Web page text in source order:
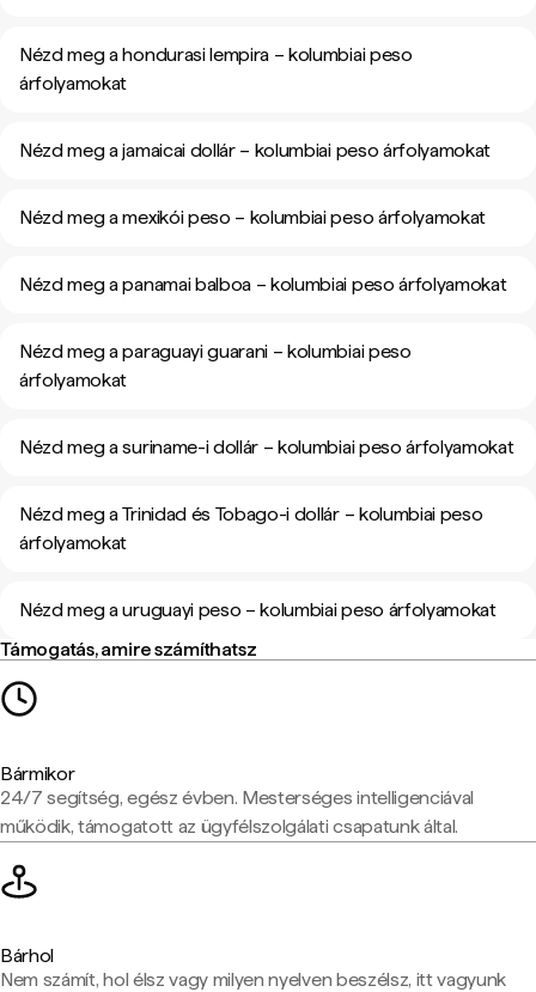
Nézd meg a hondurasi lempira – kolumbiai peso
árfolyamokat
Nézd meg a jamaicai dollár – kolumbiai peso árfolyamokat
Nézd meg a mexikói peso – kolumbiai peso árfolyamokat
Nézd meg a panamai balboa – kolumbiai peso árfolyamokat
Nézd meg a paraguayi guarani – kolumbiai peso
árfolyamokat
Nézd meg a suriname-i dollár – kolumbiai peso árfolyamokat
Nézd meg a Trinidad és Tobago-i dollár – kolumbiai peso
árfolyamokat
Nézd meg a uruguayi peso – kolumbiai peso árfolyamokat
Támogatás, amire számíthatsz
Bármikor
24/7 segítség, egész évben. Mesterséges intelligenciával
működik, támogatott az ügyfélszolgálati csapatunk által.
Bárhol
Nem számít, hol élsz vagy milyen nyelven beszélsz, itt vagyunk